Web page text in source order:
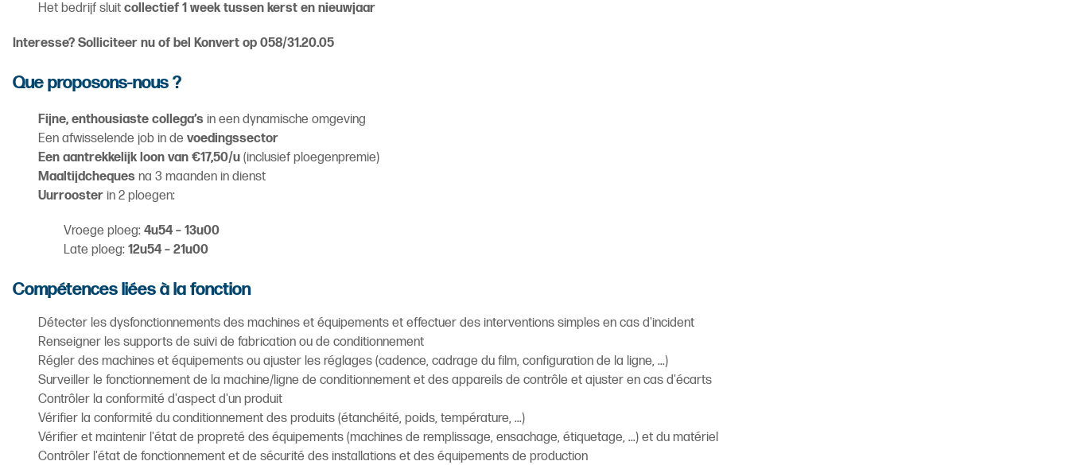
Het bedrijf sluit collectief 1 week tussen kerst en nieuwjaar
Interesse? Solliciteer nu of bel Konvert op 058/31.20.05
Que proposons-nous ?
Fijne, enthousiaste collega’s in een dynamische omgeving
Een afwisselende job in de voedingssector
Een aantrekkelijk loon van €17,50/u (inclusief ploegenpremie)
Maaltijdcheques na 3 maanden in dienst
Uurrooster in 2 ploegen:
Vroege ploeg: 4u54 – 13u00
Late ploeg: 12u54 – 21u00
Compétences liées à la fonction
Détecter les dysfonctionnements des machines et équipements et effectuer des interventions simples en cas d'incident
Renseigner les supports de suivi de fabrication ou de conditionnement
Régler des machines et équipements ou ajuster les réglages (cadence, cadrage du film, configuration de la ligne, ...)
Surveiller le fonctionnement de la machine/ligne de conditionnement et des appareils de contrôle et ajuster en cas d'écarts
Contrôler la conformité d'aspect d'un produit
Vérifier la conformité du conditionnement des produits (étanchéité, poids, température, ...)
Vérifier et maintenir l'état de propreté des équipements (machines de remplissage, ensachage, étiquetage, ...) et du matériel
Contrôler l'état de fonctionnement et de sécurité des installations et des équipements de production